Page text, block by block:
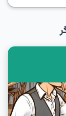
نقش‌آفرینی
مکالمه
واقعی و
و آماده شویم